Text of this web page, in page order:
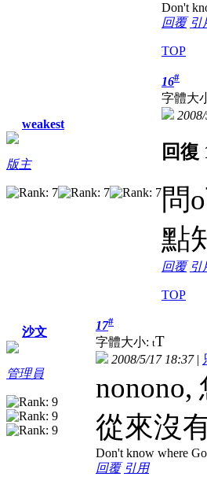
Don't
回覆 引
TOP
weakest
版主
16#
字體大
回復
問
點
回覆 引
TOP
沙文
管理員
17#
字體大小: tT
2008/5/17 18:37|
從來沒
Don't know where
回覆 引用